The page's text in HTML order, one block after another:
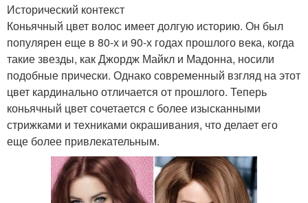
Исторический контекст
Коньячный цвет волос имеет долгую историю. Он был
популярен еще в 80-х и 90-х годах прошлого века, когда
такие звезды, как Джордж Майкл и Мадонна, носили
подобные прически. Однако современный взгляд на этот
цвет кардинально отличается от прошлого. Теперь
коньячный цвет сочетается с более изысканными
стрижками и техниками окрашивания, что делает его
еще более привлекательным.